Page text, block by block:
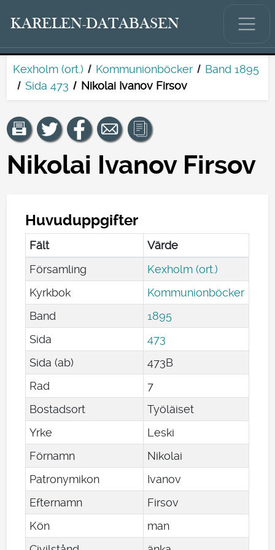
KARELEN-DATABASEN
Kexholm (ort.) Kommunionböcker
Band 1895
Sida 473
Nikolai Ivanov Firsov
Nikolai Ivanov Firsov
Huvuduppgifter
Fält
Värde
Församling
Kexholm (ort.)
Kyrkbok
Kommunionböcker
Band
1895
Sida
473
Sida (ab)
473B
Rad
7
Bostadsort
Työläiset
Yrke
Leski
Förnamn
Nikolai
Patronymikon
Ivanov
Efternamn
Firsov
Kön
man